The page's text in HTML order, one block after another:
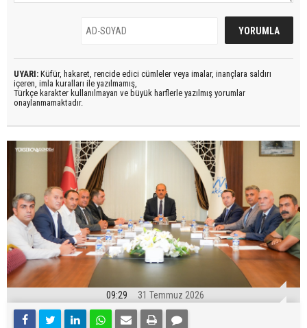
UYARI: Küfür, hakaret, rencide edici cümleler veya imalar, inançlara saldırı
içeren, imla kuralları ile yazılmamış,
Türkçe karakter kullanılmayan ve büyük harflerle yazılmış yorumlar
onaylanmamaktadır.
09:29 31 Temmuz 2026